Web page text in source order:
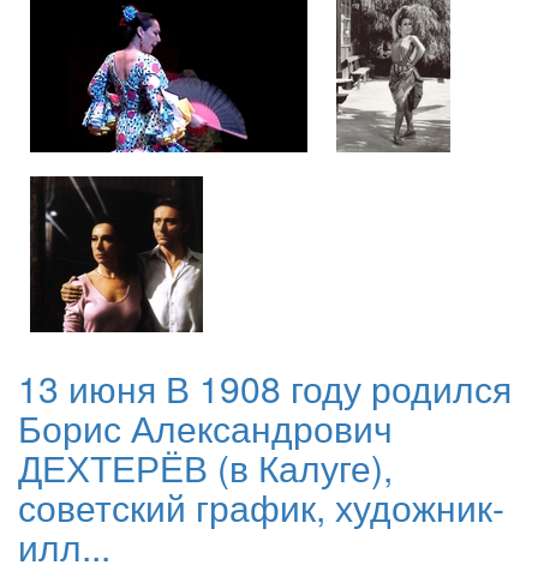
13 июня В 1908 году родился
Борис Александрович
ДЕХТЕРЁВ (в Калуге),
советский график, художник-
илл...